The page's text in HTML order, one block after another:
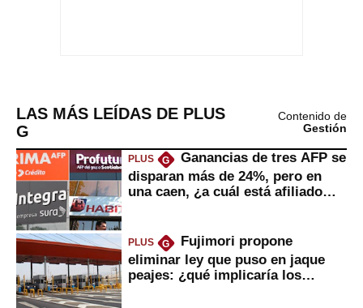
LAS MÁS LEÍDAS DE PLUS
G
Contenido de
Gestión
PLUS G
Ganancias de tres AFP se
disparan más de 24%, pero en
una caen, ¿a cuál está afiliado
PLUS G
Fujimori propone
eliminar ley que puso en jaque
peajes: ¿qué implicaría los